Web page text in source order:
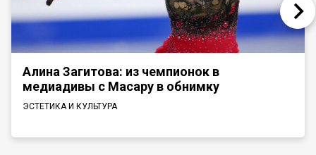
Алина Загитова: из чемпионок в
медиадивы с Масару в обнимку
ЭСТЕТИКА И КУЛЬТУРА